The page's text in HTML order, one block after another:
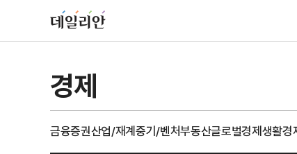
경제
금융증권산업/재계중기/벤처부동산글로벌경제생활경